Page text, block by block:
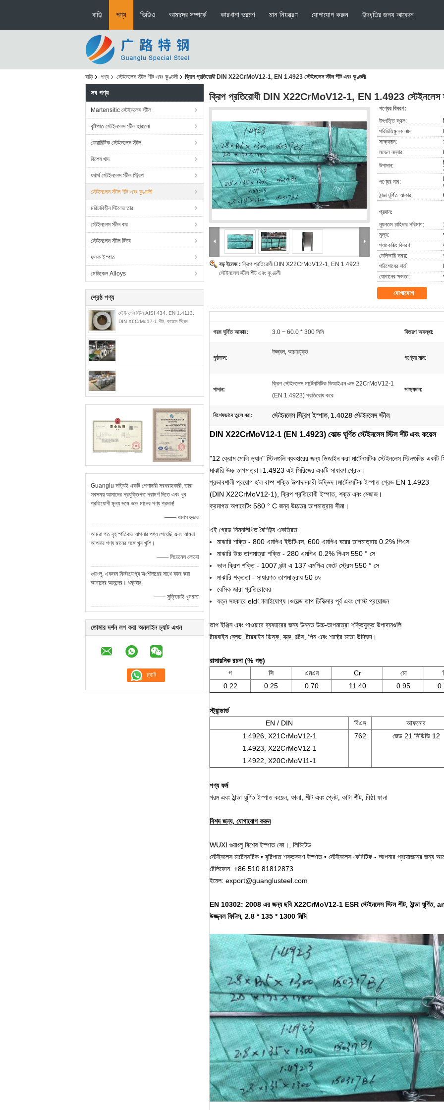
বাড়ি পণ্য ভিডিও আমাদের সম্পর্কে কারখানা ভ্রমণ মান নিয়ন্ত্রণ যোগাযোগ করুন উদ্ধৃতির জন্য আবেদন
বাড়ি পণ্য স্টেইনলেস স্টীল শীট এবং কুণ্ডলী ক্রিপ প্রতিরোধী DIN X22CrMoV12-1, EN 1.4923 স্টেইনলেস স্টীল শীট এবং কুণ্ডলী
সব পণ্য
Martensitic স্টেইনলেস স্টীল
বৃষ্টিপাত স্টেইনলেস স্টীল হারানো
ফেয়ারিটিক স্টেইনলেস স্টীল
বিশেষ খাদ
যথার্থ স্টেইনলেস স্টীল স্ট্রিপ
স্টেইনলেস স্টীল শীট এবং কুণ্ডলী
মরিচাবিহীন স্টিলের তার
স্টেইনলেস স্টীল বার
স্টেইনলেস স্টীল টিউব
ফলক ইস্পাত
মেডিকেল Alloys
শ্রেষ্ঠ পণ্য
স্টেইনলেস স্টিল AISI 434, EN 1.4113,
DIN X6CrMo17-1 শীট, কয়েলে স্ট্রিপ
Guanglu সত্যিই একটি পেশাদারী সরবরাহকারী, তারা
সবসময় আমাদের প্রযুক্তিগত পরামর্শ দিতে এবং খুব
প্রতিযোগী মূল্য সঙ্গে ভাল মানের পণ্য প্রদান!
—— থমাস হুভার
আমরা গত বৃহস্পতিবার আপনার পণ্য পেয়েছি এবং আমরা
আপনার পণ্য মানের সঙ্গে খুব খুশি।
—— লিয়েনেল লোবো
গুয়াংলু, একজন নির্ভরযোগ্য অংশীদারের সাথে কাজ করা
আমাদের আনন্দের। ধন্যবাদ
—— সুত্তিচাই খুমরাত
তোমার দর্শন লগ করা অনলাইন চ্যাট এখন
ক্রিপ প্রতিরোধী DIN X22CrMoV12-1, EN 1.4923 স্টেইনলেস
বড় ইমেজ : ক্রিপ প্রতিরোধী DIN X22CrMoV12-1, EN 1.4923
স্টেইনলেস স্টীল শীট এবং কুণ্ডলী
পণ্যের বিবরণ:
উৎপত্তি স্থল:
পরিচিতিমুলক নাম:
সাক্ষ্যদান:
মডেল নম্বার:
উপাদান:
পণ্যের নাম:
ঠান্ডা ঘূর্ণিত আকার:
প্রদান:
ন্যূনতম চাহিদার পরিমাণ:
মূল্য:
প্যাকেজিং বিবরণ:
ডেলিভারি সময়:
পরিশোধের শর্ত:
যোগানের ক্ষমতা:
যোগাযোগ
গরম ঘূর্ণিত আকার: 3.0 ~ 60.0 * 300 মিমি বিতরণ অবস্থা:
পৃষ্ঠতল:
উজ্জ্বল, আচারযুক্ত
পণ্যের নাম:
পাদান:
ক্রিপ স্টেইনলেস মার্টেনসিটিক ডিআইএন এক্স 22CrMoV12-1
(EN 1.4923) প্রতিরোধ করে
সাক্ষ্যদান:
বিশেষভাবে তুলে ধরা: স্টেইনলেস স্ট্রিপ ইস্পাত, 1.4028 স্টেইনলেস স্টীল
DIN X22CrMoV12-1 (EN 1.4923) কোল্ড ঘূর্ণিত স্টেইনলেস স্টিল শীট এবং কয়েল
"12 ক্রোম মোলি ভ্যান" স্টিলগুলি ব্যবহারের জন্য ডিজাইন করা মার্টেনসটিক স্টেইনলেস স্টিলগুলির একটি
মাঝারি উচ্চ তাপমাত্রা।1.4923 এই সিরিজের একটি সাধারণ গ্রেড।
প্রভাবশালী প্রয়োগ হ'ল বাষ্প শক্তি উত্পাদনকারী উদ্ভিদ।মার্টেনসটিক ইস্পাত গ্রেড EN 1.4923
(DIN X22CrMoV12-1), ক্রিপ প্রতিরোধী ইস্পাত, শক্ত এবং মেজাজ।
ক্রমাগত অপারেটিং 580 ° C জন্য উচ্চতর তাপমাত্রার সীমা।
এই গ্রেড নিম্নলিখিত বৈশিষ্ট্য একত্রিত:
মাঝারি শক্তি - 800 এমপিএ ইউটিএস, 600 এমপিএ ঘরের তাপমাত্রায় 0.2% পিএস
মাঝারি উচ্চ তাপমাত্রা শক্তি - 280 এমপিএ 0.2% পিএস 550 ° সে
ভাল ক্রিপ শক্তি - 1007 ঘন্টা এ 137 এমপিএ ফেটে স্ট্রেস 550 ° সে
মাঝারি শক্ততা - সাধারণত তাপমাত্রায় 50 জে
বেসিক জারা প্রতিরোধের
যত্ন সহকারে eldালাইযোগ্য।ওয়েল্ড তাপ চিকিত্সার পূর্ব এবং পোস্ট প্রয়োজন
তাপ ইঞ্জিন এবং পাওয়ারে ব্যবহারের জন্য উন্নত উচ্চ-তাপমাত্রা শক্তিযুক্ত উপাদানগুলি
টারবাইন ব্লেড, টারবাইন ডিস্ক, স্ক্রু, বল্টস, পিন এবং শাফ্টের মতো উদ্ভিদ।
রাসায়নিক রচনা (% গড়)
গ
সি এমএন Cr মো
0.22
0.25 0.70 11.40 0.95
স্ট্যান্ডার্ড
EN / DIN
বিএস আফনোর
1.4926, X21CrMoV12-1
1.4923, X22CrMoV12-1
1.4922, X20CrMoV11-1
762 জেড 21 সিডিভি 12
পণ্য ফর্ম
গরম এবং ঠান্ডা ঘূর্ণিত ইস্পাত কয়েল, ফালা, শীট এবং প্লেট, কাটা শীট, বিষ্ঠা ফালা
বিশদ জন্য, যোগাযোগ করুন
WUXI গুয়াংলু বিশেষ ইস্পাত কো।, লিমিটেড
স্টেইনলেস মার্টেনসটিক • বৃষ্টিপাত শক্তকরণ ইস্পাত • স্টেইনলেস ফেরিটিক - আপনার প্রয়োজনের জন্য
টেলিফোন: +86 510 81812873
ইমেল: export@guanglusteel.com
EN 10302: 2008 এর জন্য ছবি X22CrMoV12-1 ESR স্টেইনলেস স্টিল শীট, ঠান্ডা ঘূর্ণিত,
উজ্জ্বল ফিনিস, 2.8 * 135 * 1300 মিমি